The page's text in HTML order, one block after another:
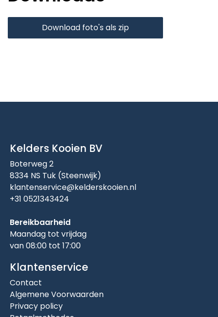
Download foto's als zip
Kelders Kooien BV
Boterweg 2
8334 NS Tuk (Steenwijk)
klantenservice@kelderskooien.nl
+31 0521343424
Bereikbaarheid
Maandag tot vrijdag
van 08:00 tot 17:00
Klantenservice
Contact
Algemene Voorwaarden
Privacy policy